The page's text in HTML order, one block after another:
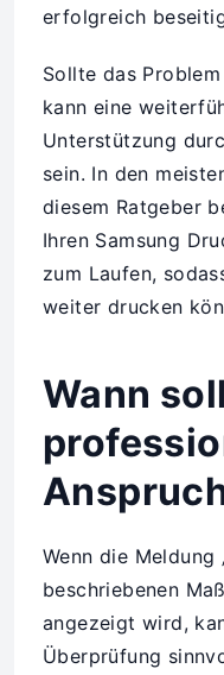
erfolgreich
Sollte das
kann eine
Unterstützung
sein. In den
diesem Ratgeber
Ihren Samsung
zum Laufen,
weiter drucken
Wann
Wenn die Meldung
beschriebenen
angezeigt wird,
Überprüfung